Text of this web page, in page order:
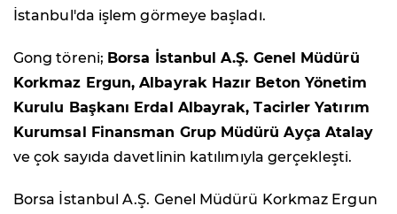
İstanbul'da işlem görmeye başladı.
Gong töreni; Borsa İstanbul A.Ş. Genel Müdürü
Korkmaz Ergun, Albayrak Hazır Beton Yönetim
Kurulu Başkanı Erdal Albayrak, Tacirler Yatırım
Kurumsal Finansman Grup Müdürü Ayça Atalay
ve çok sayıda davetlinin katılımıyla gerçekleşti.
Borsa İstanbul A.Ş. Genel Müdürü Korkmaz Ergun